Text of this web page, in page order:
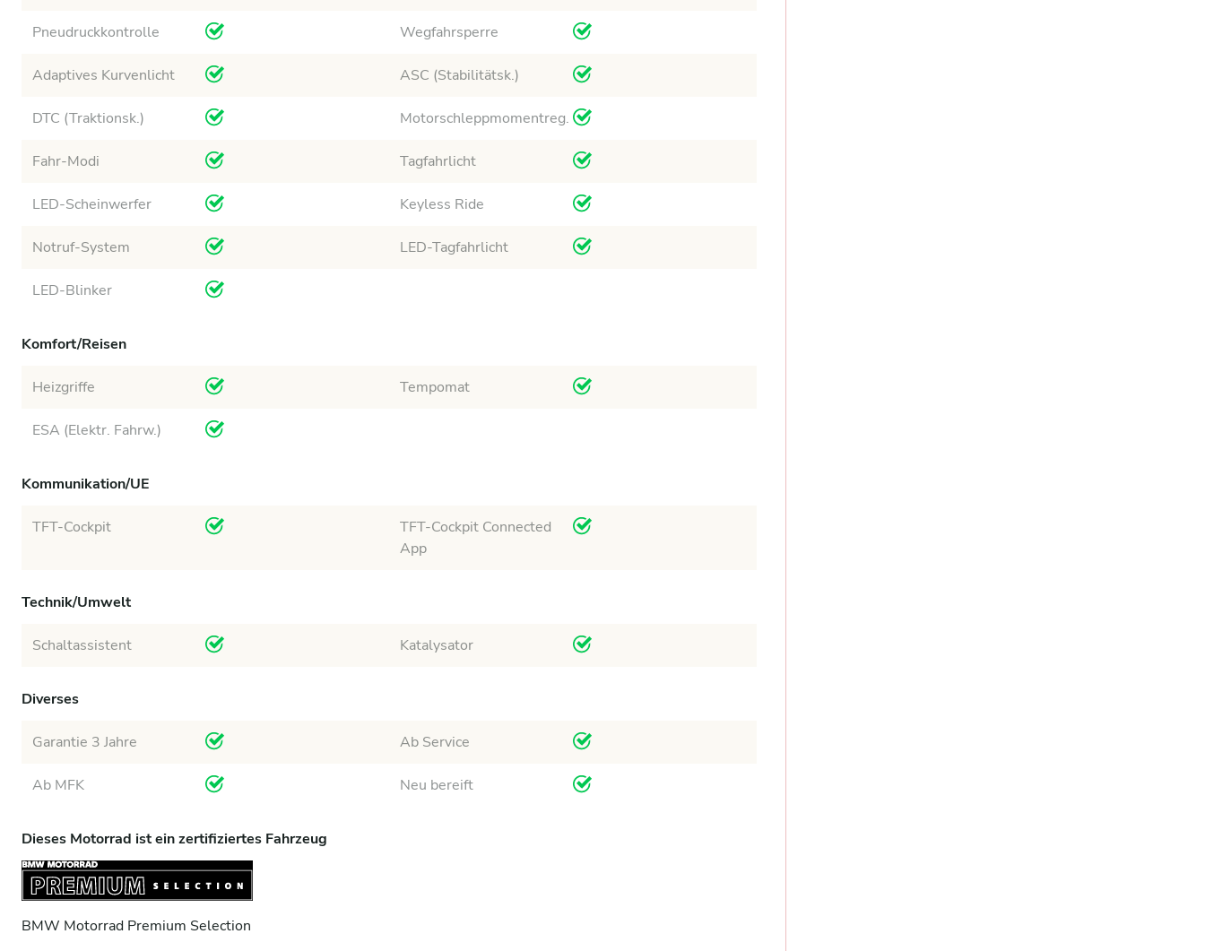
Pneudruckkontrolle Wegfahrsperre
Adaptives Kurvenlicht ASC (Stabilitätsk.)
DTC (Traktionsk.) Motorschleppmomentreg.
Fahr-Modi Tagfahrlicht
LED-Scheinwerfer Keyless Ride
Notruf-System LED-Tagfahrlicht
LED-Blinker
Komfort/Reisen
Heizgriffe Tempomat
ESA (Elektr. Fahrw.)
Kommunikation/UE
TFT-Cockpit
TFT-Cockpit Connected
App
Technik/Umwelt
Schaltassistent Katalysator
Diverses
Garantie 3 Jahre Ab Service
Ab MFK Neu bereift
Dieses Motorrad ist ein zertifiziertes Fahrzeug
BMW Motorrad Premium Selection